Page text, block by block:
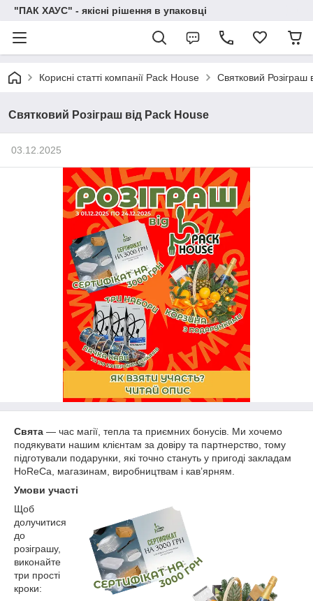
"ПАК ХАУС" - якісні рішення в упаковці
Корисні статті компанії Pack House Святковий Розіграш
Святковий Розіграш від Pack House
03.12.2025
Свята — час магії, тепла та приємних бонусів. Ми хочемо
подякувати нашим клієнтам за довіру та партнерство, тому
підготували подарунки, які точно стануть у пригоді закладам
HoReCa, магазинам, виробництвам і кав’ярням.
Умови участі
Щоб
долучитися
до
розіграшу,
виконайте
три прості
кроки: